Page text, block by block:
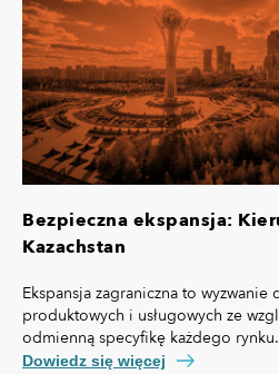
Bezpieczna ekspansja:
Kazachstan
Ekspansja zagraniczna to wyzwanie
produktowych i usługowych ze
odmienną specyfikę każdego rynku.
nie tylko przepisów prawa czy
Dowiedz się więcej